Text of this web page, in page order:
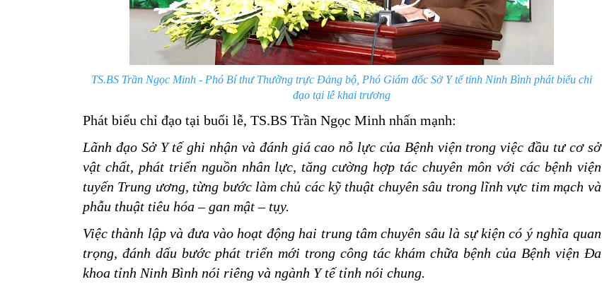
TS.BS Trần Ngọc Minh - Phó Bí thư Thường trực Đảng bộ, Phó Giám đốc Sở Y tế tỉnh Ninh Bình phát biểu chỉ
đạo tại lễ khai trương
Phát biểu chỉ đạo tại buổi lễ, TS.BS Trần Ngọc Minh nhấn mạnh:
Lãnh đạo Sở Y tế ghi nhận và đánh giá cao nỗ lực của Bệnh viện trong việc đầu tư cơ sở
vật chất, phát triển nguồn nhân lực, tăng cường hợp tác chuyên môn với các bệnh viện
tuyến Trung ương, từng bước làm chủ các kỹ thuật chuyên sâu trong lĩnh vực tim mạch và
phẫu thuật tiêu hóa – gan mật – tụy.
Việc thành lập và đưa vào hoạt động hai trung tâm chuyên sâu là sự kiện có ý nghĩa quan
trọng, đánh dấu bước phát triển mới trong công tác khám chữa bệnh của Bệnh viện Đa
khoa tỉnh Ninh Bình nói riêng và ngành Y tế tỉnh nói chung.